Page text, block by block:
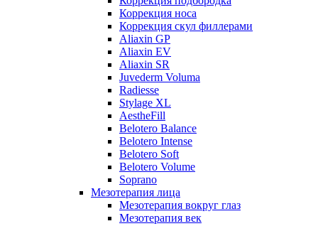
Коррекция носа
Коррекция скул филлерами
Aliaxin GP
Aliaxin EV
Aliaxin SR
Juvederm Voluma
Radiesse
Stylage XL
AestheFill
Belotero Balance
Belotero Intense
Belotero Soft
Belotero Volume
Soprano
Мезотерапия лица
Мезотерапия вокруг глаз
Мезотерапия век